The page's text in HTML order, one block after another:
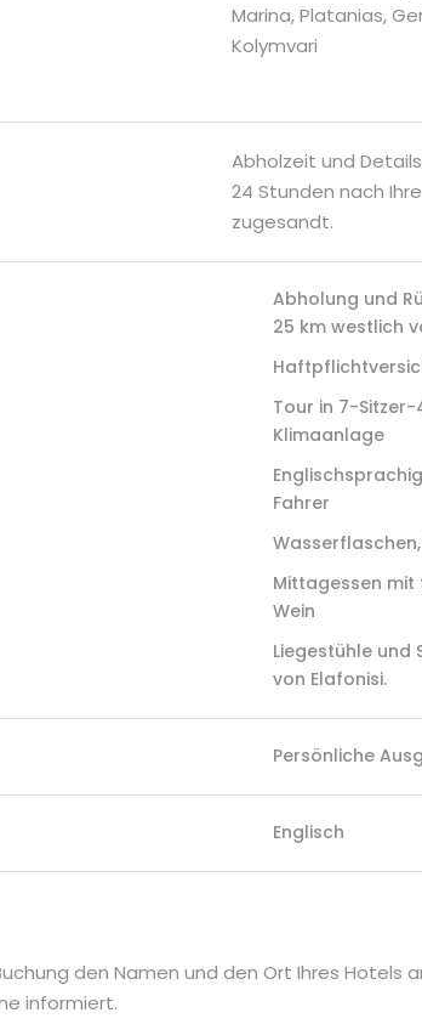
Marina, Platanias,
Kolymvari
Abholzeit und
24 Stunden nach
zugesandt.
Abholung und
25 km westlich
Tour in 7-
Klimaanlage
Fahrer
Mittagessen mit
Wein
Liegestühle und
von Elafonisi.
Persönliche
Englisch
den Namen und den Ort Ihres Hotels
informiert.